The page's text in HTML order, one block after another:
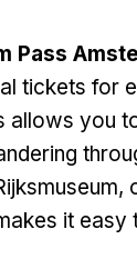
Pass
tickets for
allows you
,
it easy